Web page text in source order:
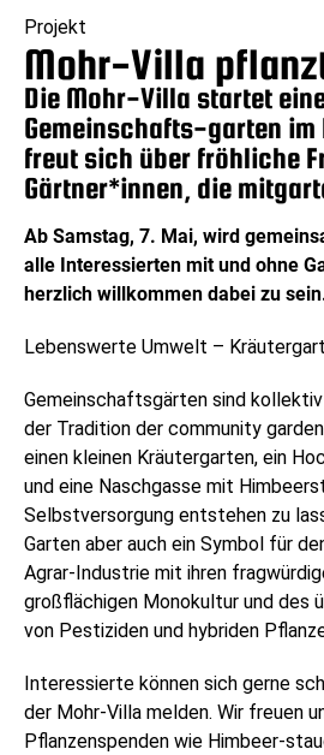
Projekt
Mohr-Villa
Die Mohr-Villa startet
Gemeinschafts-garten im
freut sich über fröhliche
Gärtner*innen, die
Ab Samstag, 7. Mai, wird
alle Interessierten mit und ohne
herzlich willkommen dabei zu
Lebenswerte Umwelt –
Gemeinschaftsgärten sind
der Tradition der community
einen kleinen Kräutergarten, ein
und eine Naschgasse mit
Selbstversorgung entstehen zu
Garten aber auch ein Symbol für
Agrar-Industrie mit ihren
großflächigen Monokultur und des
von Pestiziden und hybriden
Interessierte können sich gerne
der Mohr-Villa melden. Wir freuen
Pflanzenspenden wie Himbeer-